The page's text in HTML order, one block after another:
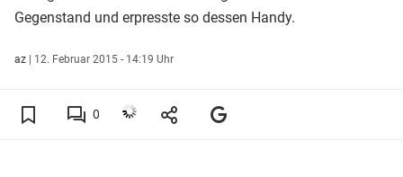
Gegenstand und erpresste so dessen Handy.
az | 12. Februar 2015 - 14:19 Uhr
0